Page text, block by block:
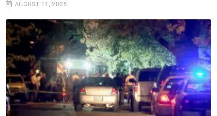
AUGUST 11, 2025